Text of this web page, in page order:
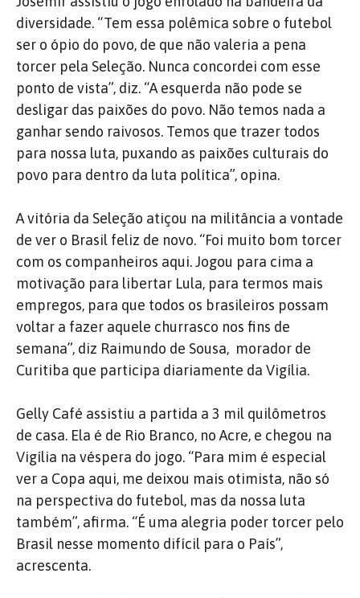
diversidade. “Tem essa polêmica sobre o futebol
ser o ópio do povo, de que não valeria a pena
torcer pela Seleção. Nunca concordei com esse
ponto de vista”, diz. “A esquerda não pode se
desligar das paixões do povo. Não temos nada a
ganhar sendo raivosos. Temos que trazer todos
para nossa luta, puxando as paixões culturais do
povo para dentro da luta política”, opina.
A vitória da Seleção atiçou na militância a vontade
de ver o Brasil feliz de novo. “Foi muito bom torcer
com os companheiros aqui. Jogou para cima a
motivação para libertar Lula, para termos mais
empregos, para que todos os brasileiros possam
voltar a fazer aquele churrasco nos fins de
semana”, diz Raimundo de Sousa, morador de
Curitiba que participa diariamente da Vigília.
Gelly Café assistiu a partida a 3 mil quilômetros
de casa. Ela é de Rio Branco, no Acre, e chegou na
Vigília na véspera do jogo. “Para mim é especial
ver a Copa aqui, me deixou mais otimista, não só
na perspectiva do futebol, mas da nossa luta
também”, afirma. “É uma alegria poder torcer pelo
Brasil nesse momento difícil para o País”,
acrescenta.